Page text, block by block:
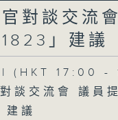
對談交流
」建議
(HKT 17:00 -
談交流會 議員
建議